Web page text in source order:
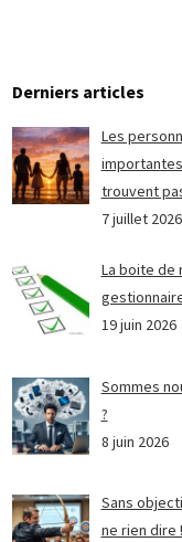
Derniers articles
Les
trouvent
7 juillet 2026
La boite de
19 juin 2026
Sommes
?
8 juin 2026
Sans
ne rien dire !